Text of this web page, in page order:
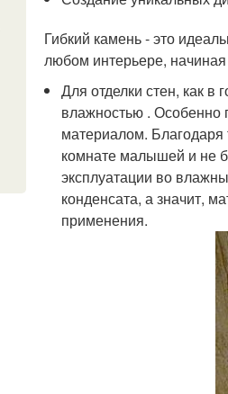
Гибкий камень - это
любом интерьере, начиная
Для отделки стен, как
влажностью . Особенно
материалом. Благодаря
комнате малышей и не
эксплуатации во
конденсата, а значит,
применения.